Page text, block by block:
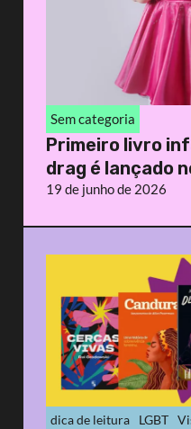
Sem categoria
Primeiro livro
drag é lançado
19 de junho de 2026
dica de leitura LGBT